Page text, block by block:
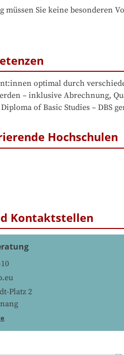
müssen Sie keine besonderen
optimal durch
– inklusive Abrechnung,
of Basic Studies – DBS
Hochschulen
Kontaktstellen
Platz 2